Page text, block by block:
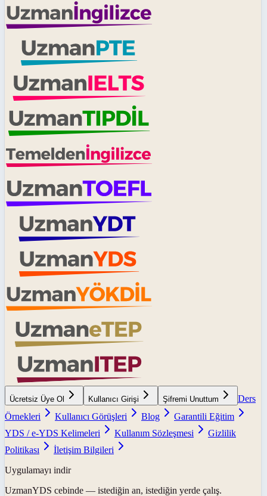
Ücretsiz Üye Ol Kullanıcı Girişi Şifremi Unuttum
Ders
Örnekleri
Kullanıcı Görüşleri Blog
Garantili Eğitim
YDS / e-YDS Kelimeleri
Kullanım Sözleşmesi
Gizlilik
Politikası
İletişim Bilgileri
Uygulamayı indir
UzmanYDS cebinde — istediğin an, istediğin yerde çalış.